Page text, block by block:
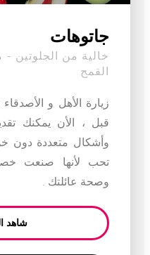
جاتوهات
خالية من
القمح
زيارة الأهل و
قبل ، الأن يمكنك
وأشكال متعددة
تحب لأنها صنعت
وصحة عائلتك .
شاهد